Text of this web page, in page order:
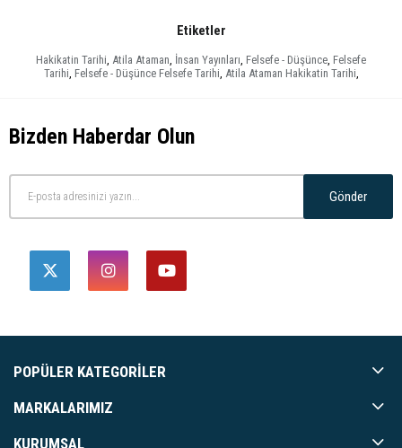
Etiketler
Hakikatin Tarihi, Atila Ataman, İnsan Yayınları, Felsefe - Düşünce, Felsefe
Tarihi, Felsefe - Düşünce Felsefe Tarihi, Atila Ataman Hakikatin Tarihi,
Bizden Haberdar Olun
Gönder
POPÜLER KATEGORILER
MARKALARIMIZ
KURUMSAL